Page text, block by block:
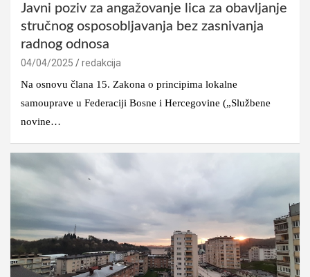
Javni poziv za angažovanje lica za obavljanje
stručnog osposobljavanja bez zasnivanja
radnog odnosa
04/04/2025
redakcija
Na osnovu člana 15. Zakona o principima lokalne
samouprave u Federaciji Bosne i Hercegovine („Službene
novine…